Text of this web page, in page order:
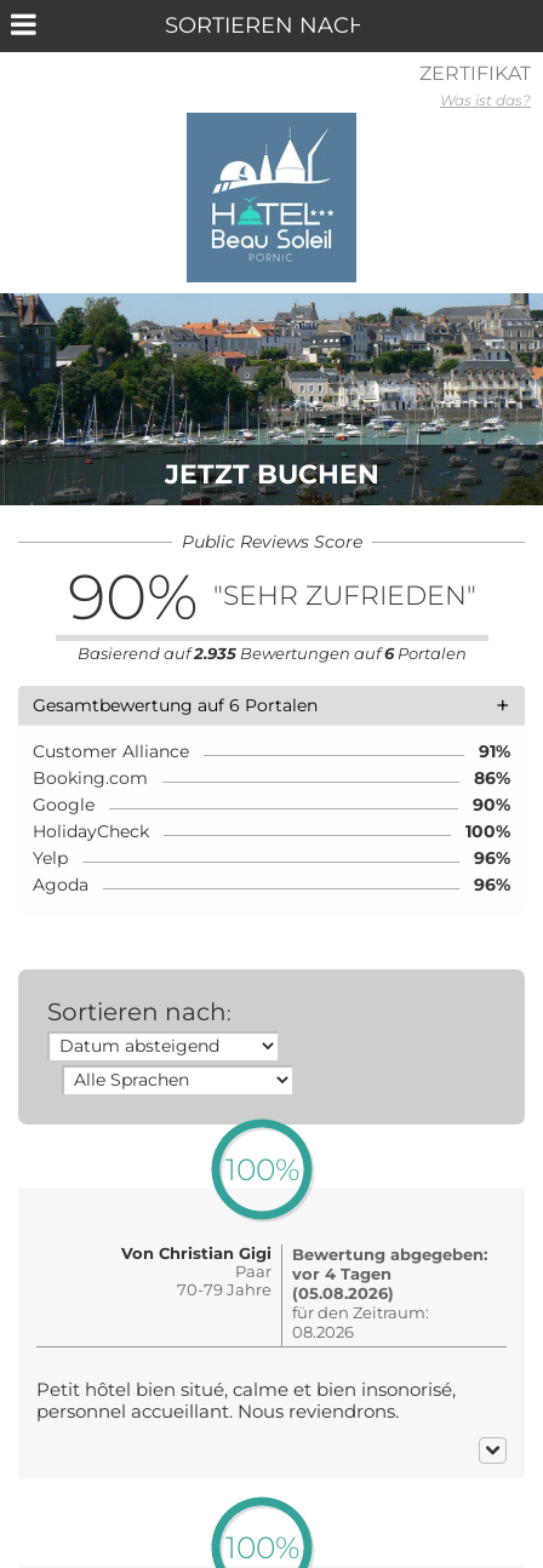
JETZT BUCHEN
Public Reviews Score
90% "SEHR ZUFRIEDEN"
Basierend auf2.935Bewertungen auf6Portalen
+
Gesamtbewertung auf 6 Portalen
Customer Alliance
91%
Booking.com
86%
Google
90%
HolidayCheck
100%
Yelp
96%
Agoda
96%
Sortieren nach:
100%
Von Christian Gigi
Paar
70-79 Jahre
Bewertung abgegeben:
vor 4 Tagen
(05.08.2026)
für den Zeitraum:
08.2026
Petit hôtel bien situé, calme et bien insonorisé,
personnel accueillant. Nous reviendrons.
100%
ZERTIFIKAT
Was ist das?